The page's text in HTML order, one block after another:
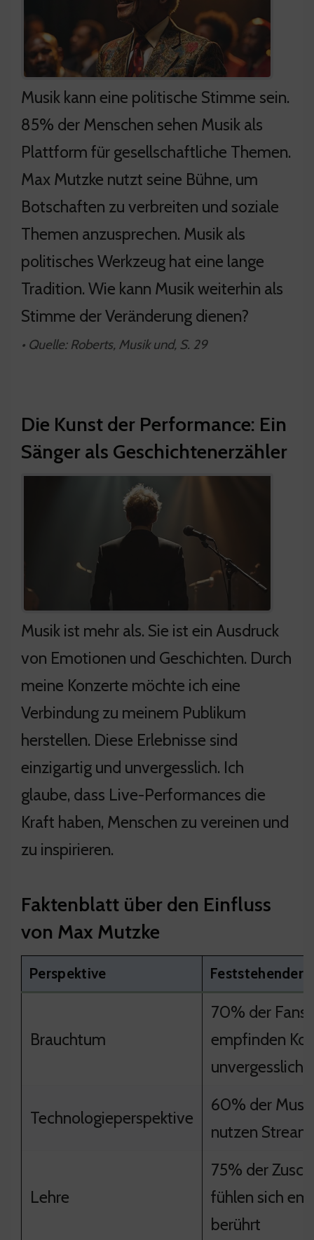
Musik kann eine politische Stimme sein.
85% der Menschen sehen Musik als
Plattform für gesellschaftliche Themen.
Max Mutzke nutzt seine Bühne, um
Botschaften zu verbreiten und soziale
Themen anzusprechen. Musik als
politisches Werkzeug hat eine lange
Tradition. Wie kann Musik weiterhin als
Stimme der Veränderung dienen?
• Quelle: Roberts, Musik und, S. 29
Die Kunst der Performance: Ein
Sänger als Geschichtenerzähler
Musik ist mehr als. Sie ist ein Ausdruck
von Emotionen und Geschichten. Durch
meine Konzerte möchte ich eine
Verbindung zu meinem Publikum
herstellen. Diese Erlebnisse sind
einzigartig und unvergesslich. Ich
glaube, dass Live-Performances die
Kraft haben, Menschen zu vereinen und
zu inspirieren.
Faktenblatt über den Einfluss
von Max Mutzke
Perspektive Feststehender
Brauchtum
70% der Fans
empfinden
unvergesslich
Technologieperspektive
60% der
nutzen
Lehre
75% der
fühlen sich
berührt